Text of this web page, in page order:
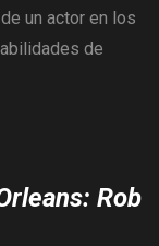
un actor en los
de
Rob